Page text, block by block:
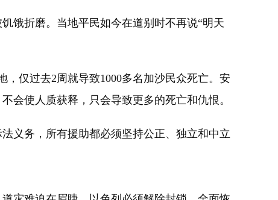
折磨。当地平民如今在道别时不再说“明天
仅过去2周就导致1000多名加沙民众死亡。安
会使人质获释，只会导致更多的死亡和仇恨。
义务，所有援助都必须坚持公正、独立和中立